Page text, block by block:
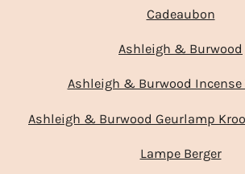
Cadeaubon
Ashleigh & Burwood
Ashleigh & Burwood Incense
Ashleigh & Burwood Geurlamp
Lampe Berger